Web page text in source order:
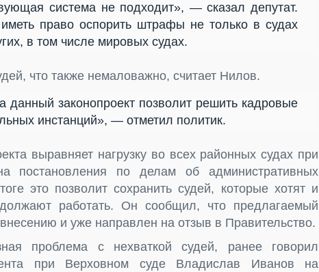
система не подходит», — сказал депутат.
право оспорить штрафы не только в судах
в том числе мировых судах.
что также немаловажно, считает Нилов.
данный законопроект позволит решить кадровые
инстанций», — отметил политик.
выравняет нагрузку во всех районных судах при
постановления по делам об административных
это позволит сохранить судей, которые хотят и
работать. Он сообщил, что предлагаемый
и уже направлен на отзыв в Правительство.
проблема с нехваткой судей, ранее говорил
при Верховном суде Владислав Иванов на